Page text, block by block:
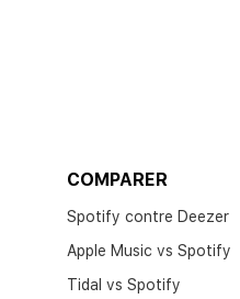
COMPARER
Spotify contre Deezer
Apple Music vs Spotify​
Tidal vs Spotify​